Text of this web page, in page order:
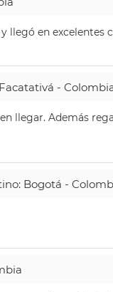
llegó en excelentes
-
llegar. Además
Bogotá -